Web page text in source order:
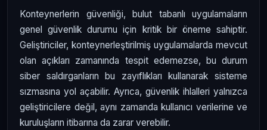
Konteynerlerin güvenliği, bulut tabanlı uygulamaların
genel güvenlik durumu için kritik bir öneme sahiptir.
Geliştiriciler, konteynerleştirilmiş uygulamalarda mevcut
olan açıkları zamanında tespit edemezse, bu durum
siber saldırganların bu zayıflıkları kullanarak sisteme
sızmasına yol açabilir. Ayrıca, güvenlik ihlalleri yalnızca
geliştiricilere değil, aynı zamanda kullanıcı verilerine ve
kuruluşların itibarına da zarar verebilir.